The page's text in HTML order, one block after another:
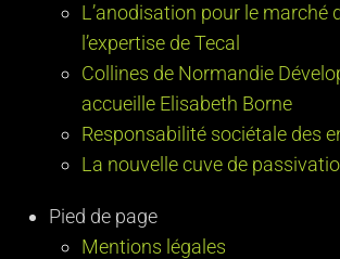
L’anodisation pour le marché
l’expertise de Tecal
Collines de Normandie
accueille Elisabeth Borne
Responsabilité sociétale des
La nouvelle cuve de
Pied de page
Mentions légales